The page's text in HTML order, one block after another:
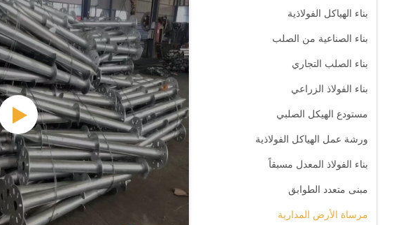
بناء الهياكل الفولاذية
بناء الصناعية من الصلب
بناء الصلب التجاري
بناء الفولاذ الزراعي
مستودع الهيكل الصلبي
ورشة عمل الهياكل الفولاذية
بناء الفولاذ المعدل مسبقاً
مبنى متعدد الطوابق
مرساة الأرض المدارية